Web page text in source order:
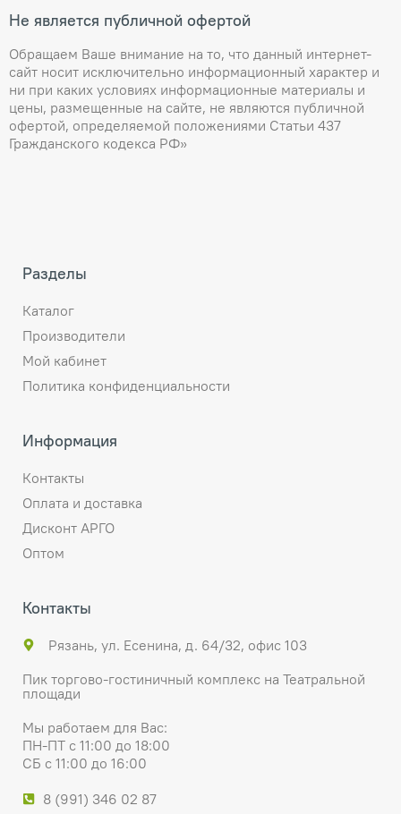
Не является публичной офертой
Обращаем Ваше внимание на то, что данный интернет-
сайт носит исключительно информационный характер и
ни при каких условиях информационные материалы и
цены, размещенные на сайте, не являются публичной
офертой, определяемой положениями Статьи 437
Гражданского кодекса РФ»
Разделы
Каталог
Производители
Мой кабинет
Политика конфиденциальности
Информация
Контакты
Оплата и доставка
Дисконт АРГО
Оптом
Контакты
Рязань, ул. Есенина, д. 64/32, офис 103
Пик торгово-гостиничный комплекс на Театральной
площади
Мы работаем для Вас:
ПН-ПТ с 11:00 до 18:00
СБ с 11:00 до 16:00
8 (991) 346 02 87